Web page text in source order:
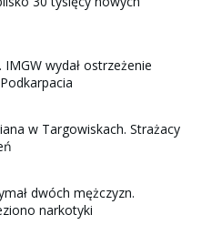
wydał ostrzeżenie
w Targowiskach. Strażacy
dwóch mężczyzn.
narkotyki